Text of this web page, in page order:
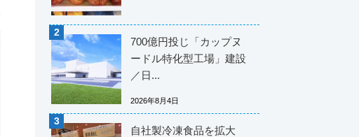
700億円投じ「カップヌ
ードル特化型工場」建設
／日...
2026年8月4日
自社製冷凍食品を拡大